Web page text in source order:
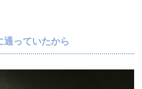
っていたから